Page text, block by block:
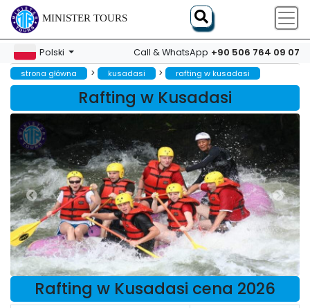
MINISTER TOURS
Polski Call & WhatsApp +90 506 764 09 07
strona główna > kusadasi > rafting w kusadasi
Rafting w Kusadasi
Rafting w Kusadasi cena 2026